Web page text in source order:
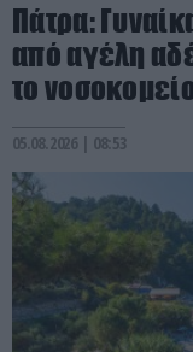
Πάτρα:
από αγέλη
το
05.08.2026 | 08:53